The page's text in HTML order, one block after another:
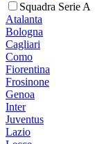
Squadra Serie A
Atalanta
Bologna
Cagliari
Como
Fiorentina
Frosinone
Genoa
Inter
Juventus
Lazio